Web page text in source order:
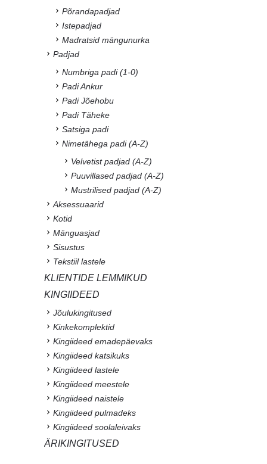
Põrandapadjad
Istepadjad
Madratsid mängunurka
Padjad
Numbriga padi (1-0)
Padi Ankur
Padi Jõehobu
Padi Täheke
Satsiga padi
Nimetähega padi (A-Z)
Velvetist padjad (A-Z)
Puuvillased padjad (A-Z)
Mustrilised padjad (A-Z)
Aksessuaarid
Kotid
Mänguasjad
Sisustus
Tekstiil lastele
KLIENTIDE LEMMIKUD
KINGIIDEED
Jõulukingitused
Kinkekomplektid
Kingiideed emadepäevaks
Kingiideed katsikuks
Kingiideed lastele
Kingiideed meestele
Kingiideed naistele
Kingiideed pulmadeks
Kingiideed soolaleivaks
ÄRIKINGITUSED